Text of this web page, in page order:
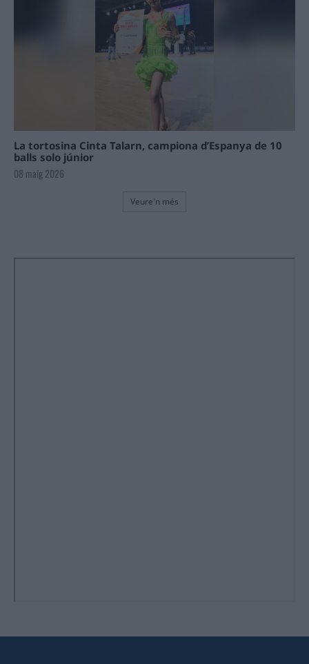
La tortosina Cinta Talarn, campiona d’Espanya de 10
balls solo júnior
08 maig 2026
Veure'n més